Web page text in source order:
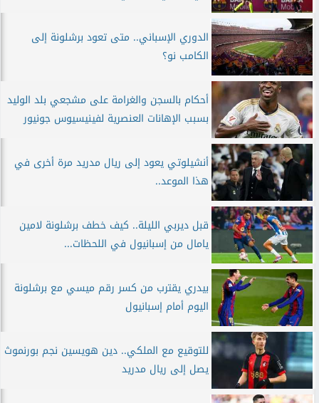
الدوري الإسباني.. متى تعود برشلونة إلى
الكامب نو؟
أحكام بالسجن والغرامة على مشجعي بلد الوليد
بسبب الإهانات العنصرية لفينيسيوس جونيور
أنشيلوتي يعود إلى ريال مدريد مرة أخرى في
هذا الموعد..
قبل ديربي الليلة.. كيف خطف برشلونة لامين
يامال من إسبانيول في اللحظات...
بيدري يقترب من كسر رقم ميسي مع برشلونة
اليوم أمام إسبانيول
للتوقيع مع الملكي.. دين هويسين نجم بورنموث
يصل إلى ريال مدريد